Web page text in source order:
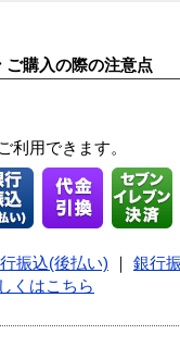
ご購入の際の注意点
利用できます。
振込(後払い) 銀行
くはこちら